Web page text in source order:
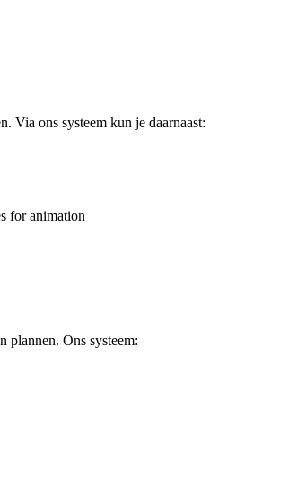
Via ons systeem kun je daarnaast:
plannen. Ons systeem: